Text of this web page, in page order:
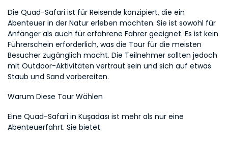
Die Quad-Safari ist für Reisende konzipiert, die ein
Abenteuer in der Natur erleben möchten. Sie ist sowohl für
Anfänger als auch für erfahrene Fahrer geeignet. Es ist kein
Führerschein erforderlich, was die Tour für die meisten
Besucher zugänglich macht. Die Teilnehmer sollten jedoch
mit Outdoor-Aktivitäten vertraut sein und sich auf etwas
Staub und Sand vorbereiten.
Warum Diese Tour Wählen
Eine Quad-Safari in Kuşadası ist mehr als nur eine
Abenteuerfahrt. Sie bietet: